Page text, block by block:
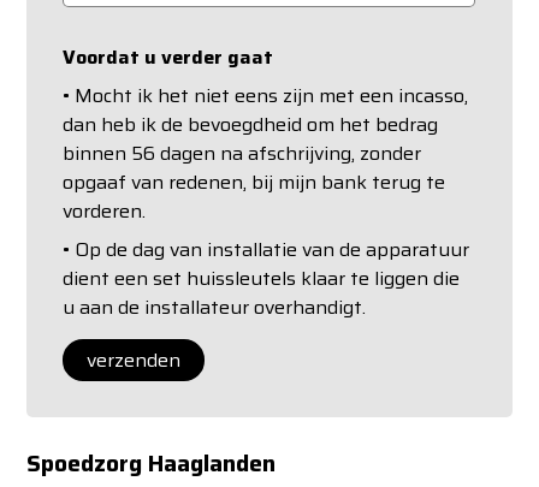
Voordat u verder gaat
• Mocht ik het niet eens zijn met een incasso,
dan heb ik de bevoegdheid om het bedrag
binnen 56 dagen na afschrijving, zonder
opgaaf van redenen, bij mijn bank terug te
vorderen.
• Op de dag van installatie van de apparatuur
dient een set huissleutels klaar te liggen die
u aan de installateur overhandigt.
Spoedzorg Haaglanden